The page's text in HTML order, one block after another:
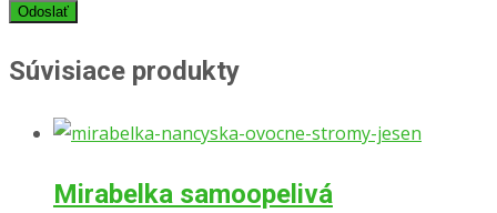
Súvisiace produkty
Mirabelka samoopelivá